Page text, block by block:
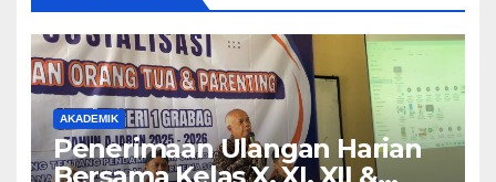
AKADEMIK
Penerimaan Ulangan Harian